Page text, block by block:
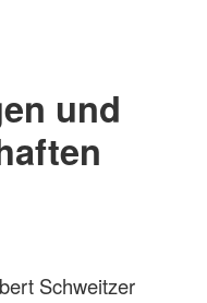
und
Schweitzer